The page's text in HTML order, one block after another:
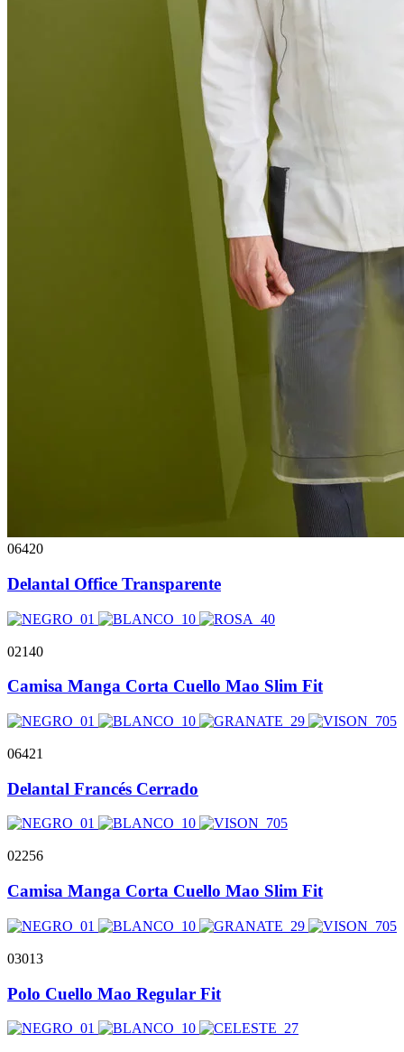
06420
Delantal Office Transparente
02140
Camisa Manga Corta Cuello Mao Slim Fit
06421
Delantal Francés Cerrado
02256
Camisa Manga Corta Cuello Mao Slim Fit
03013
Polo Cuello Mao Regular Fit